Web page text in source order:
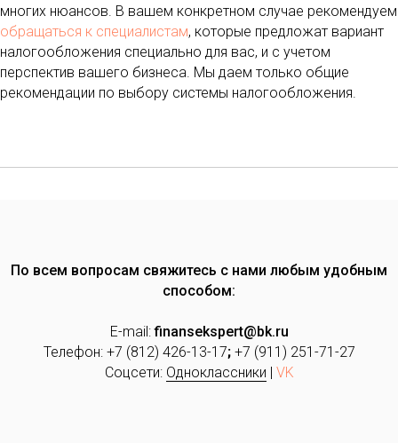
многих нюансов. В вашем конкретном случае рекомендуем
обращаться к специалистам, которые предложат вариант
налогообложения специально для вас, и с учетом
перспектив вашего бизнеса. Мы даем только общие
рекомендации по выбору системы налогообложения.
По всем вопросам свяжитесь с нами любым удобным
способом:
E-mail:finansekspert@bk.ru
Телефон: +7 (812) 426-13-17; +7 (911) 251-71-27
Соцсети: Одноклассники | VK